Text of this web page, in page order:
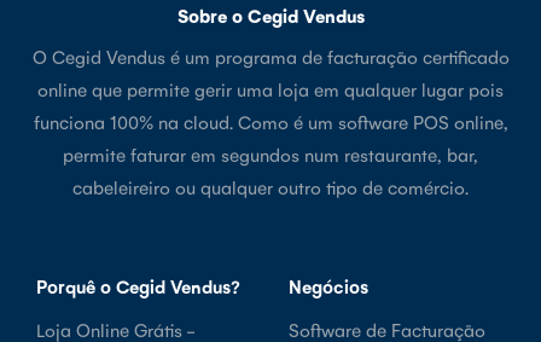
Sobre o Cegid Vendus
O Cegid Vendus é um programa de facturação certificado
online que permite gerir uma loja em qualquer lugar pois
funciona 100% na cloud. Como é um software POS online,
permite faturar em segundos num restaurante, bar,
cabeleireiro ou qualquer outro tipo de comércio.
Porquê o Cegid Vendus?
Loja Online Grátis -
Negócios
Software de Facturação